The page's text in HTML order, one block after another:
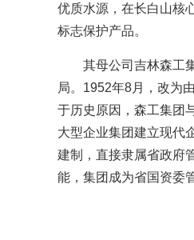
优质水源，在长白山核
标志保护产品。
其母公司吉林森工
局。1952年8月，改为
于历史原因，森工集团
大型企业集团建立现代
建制，直接隶属省政府
能，集团成为省国资委